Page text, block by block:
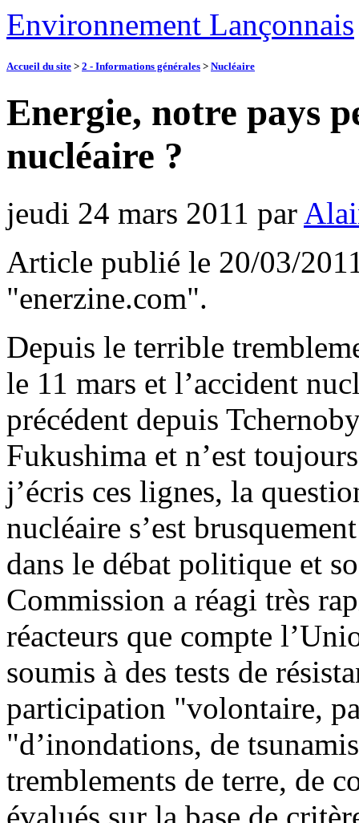
Environnement Lançonnais
Accueil du site > 2 - Informations générales > Nucléaire
Energie, notre pays
nucléaire ?
jeudi 24 mars 2011 par
Article publié le 20/03/
"enerzine.com".
Depuis le terrible
le 11 mars et l’accident
précédent depuis
Fukushima et n’est
j’écris ces lignes, la
nucléaire s’est
dans le débat politique et
Commission a réagi très
réacteurs que compte
soumis à des tests de
participation "volontaire,
"d’inondations, de
tremblements de terre, de
évalués sur la base de